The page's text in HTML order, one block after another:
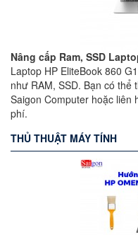
Nâng cấp Ram, SSD
Laptop HP EliteBook 860
như RAM, SSD. Bạn có thể
Saigon Computer hoặc liên
phí.
THỦ THUẬT MÁY TÍNH